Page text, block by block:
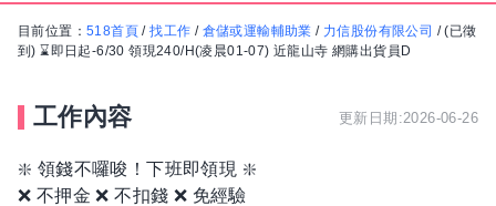
目前位置： 518首頁 /找工作 / 倉儲或運輸輔助業 / 力信股份有限公司 /(已徵
到) ⌛即日起-6/30 領現240/H(凌晨01-07) 近龍山寺 網購出貨員D
工作內容 更新日期:2026-06-26
❇️ 領錢不囉唆！下班即領現 ❇️
❌ 不押金 ❌ 不扣錢 ❌ 免經驗